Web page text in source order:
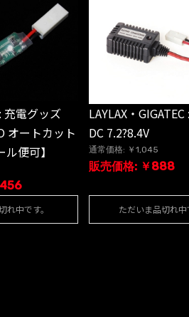
電グッズ
オートカット
ル便可】
れ中です。
LAYLAX・
DC 7.2?8.4V
通常価格: ￥1,045
販売価格: ￥888
ただいま品切れ中